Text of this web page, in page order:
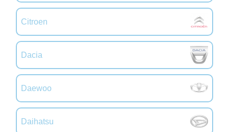
Citroen
Dacia
Daewoo
Daihatsu